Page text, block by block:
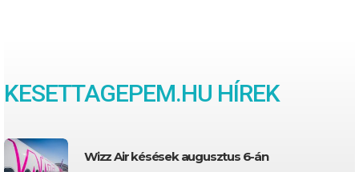
KESETTAGEPEM.HU HÍREK
Wizz Air késések augusztus 6-án